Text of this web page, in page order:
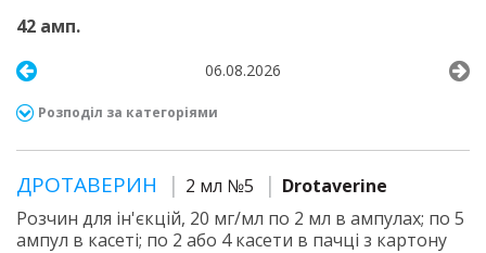
42 амп.
06.08.2026
Розподіл за категоріями
ДРОТАВЕРИН 2 мл №5
Drotaverine
Розчин для ін'єкцій, 20 мг/мл по 2 мл в ампулах; по 5
ампул в касеті; по 2 або 4 касети в пачці з картону